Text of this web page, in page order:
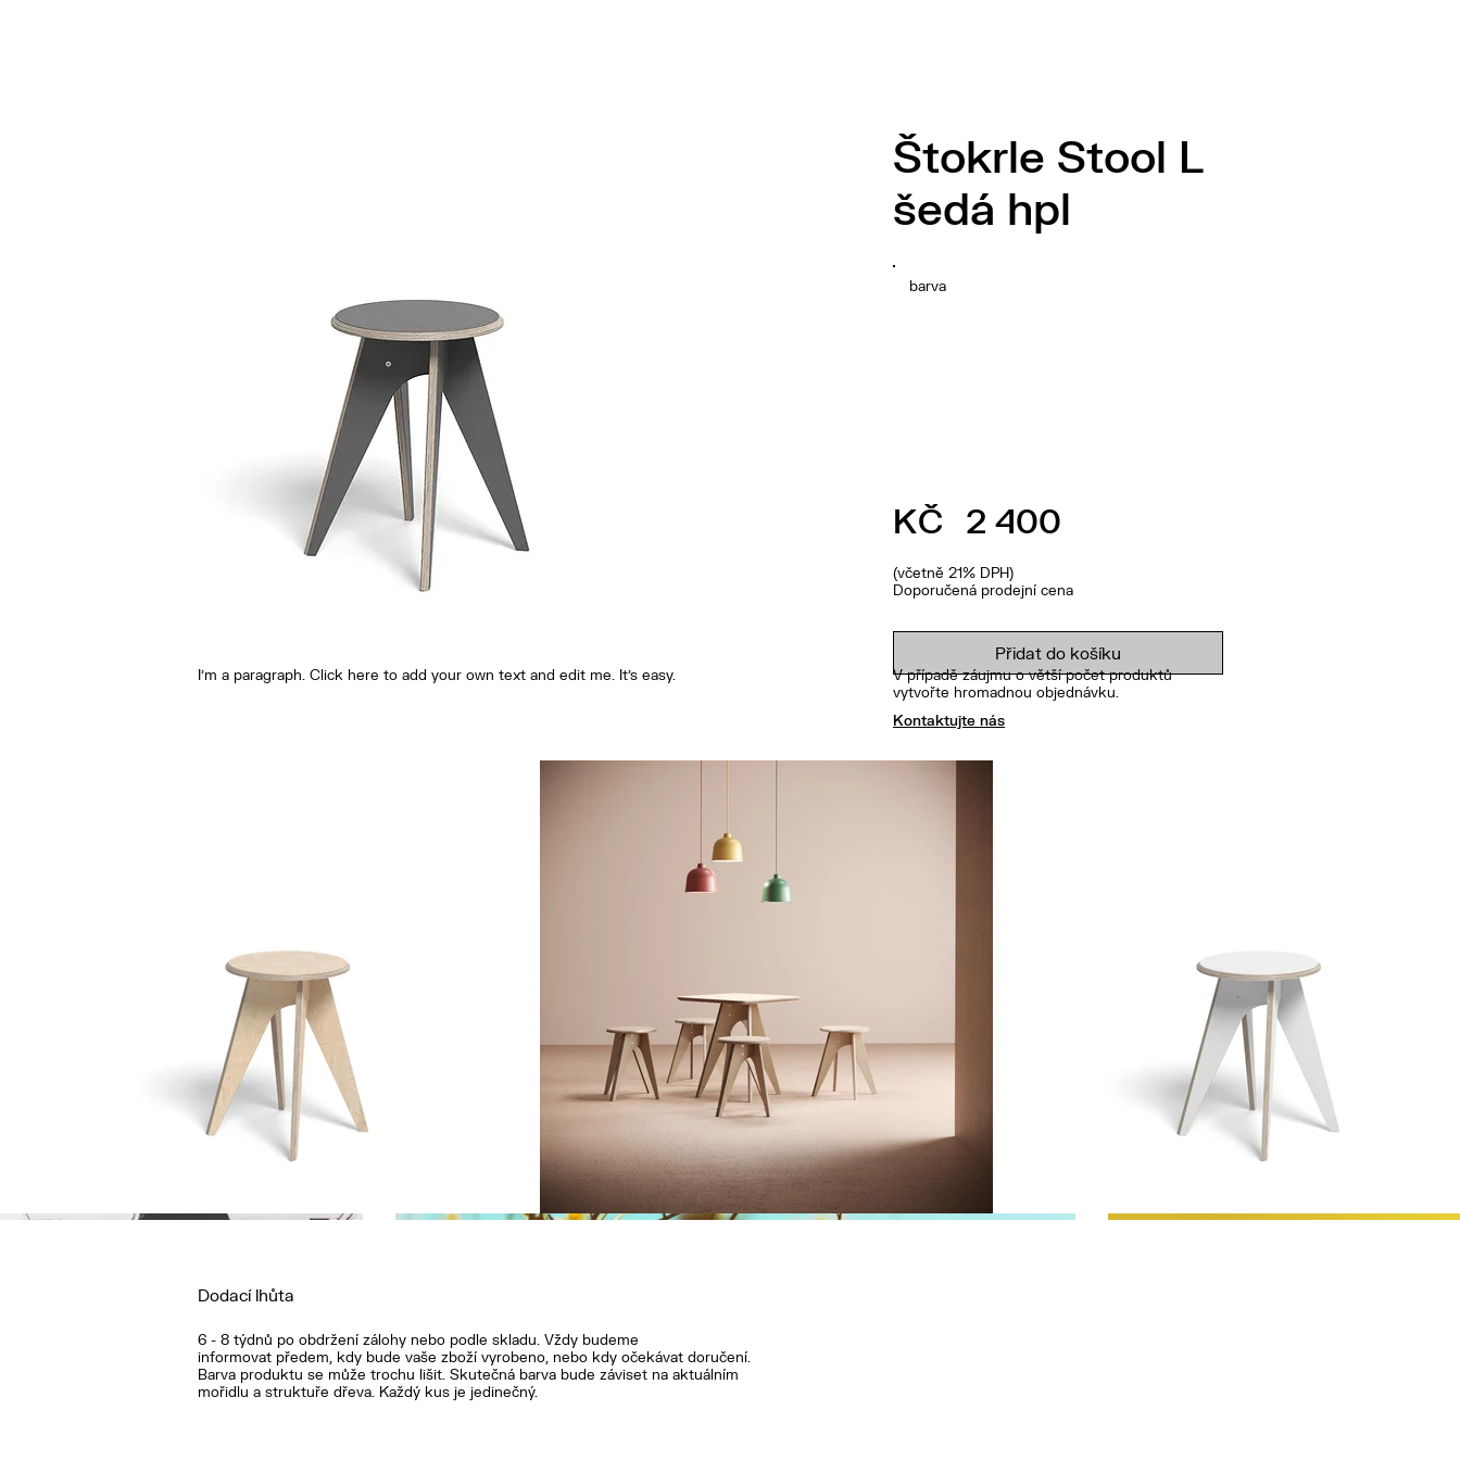
I'm a paragraph. Click here to add your own text and edit me. It's easy.
Štokrle Stool L
šedá hpl
barva
KČ 2 400
(včetně 21% DPH)
Doporučená prodejní cena
Přidat do košíku
V případě záujmu o větší počet produktů
vytvořte hromadnou objednávku.
Kontaktujte nás
Dodací lhůta
6 - 8 týdnů po obdržení zálohy nebo podle skladu. Vždy budeme
informovat předem, kdy bude vaše zboží vyrobeno, nebo kdy očekávat doručení.
Barva produktu se může trochu lišit. Skutečná barva bude záviset na aktuálním
mořidlu a struktuře dřeva. Každý kus je jedinečný.